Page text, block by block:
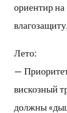
ориентир
влагозащиту.
Лето:
—
вискозный
должны